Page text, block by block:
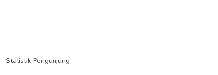
Statistik Pengunjung